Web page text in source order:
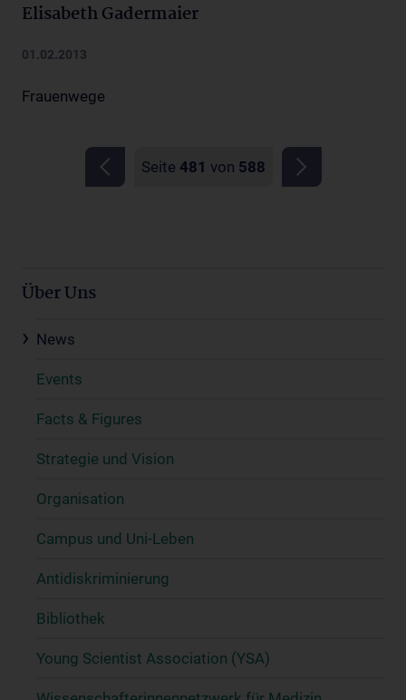
Elisabeth Gadermaier
01.02.2013
Frauenwege
Seite 481 von 588
Über Uns
News
Events
Facts & Figures
Strategie und Vision
Organisation
Campus und Uni-Leben
Antidiskriminierung
Bibliothek
Young Scientist Association (YSA)